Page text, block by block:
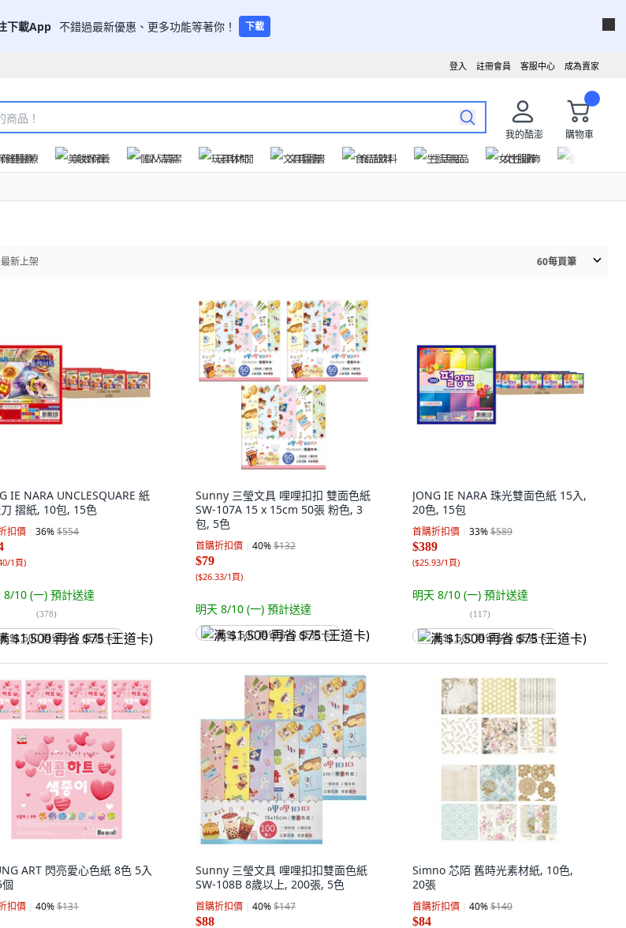
下載App 不錯過最新優惠、更多功能等著你！ 下載
成為賣家
客服中心
註冊會員
登入
我的酷澎
購物車
保健醫療 美妝保養 個人清潔 玩具休閒 文具圖書 食品飲料 生活用品 女性服飾
最新上架 60每頁筆
IE NARA UNCLESQUARE 紙
摺紙, 10包, 15色
扣價 36%$554
1頁)
8/10 (一) 預計送達
(378)
$1,500 再省 $75 (王道卡)
Sunny 三瑩文具 哩哩扣扣 雙面色紙
SW-107A 15 x 15cm 50張 粉色, 3
包, 5色
首購折扣價 40%$132
$79
($26.33/1頁)
明天 8/10 (一) 預計送達
满 $1,500 再省 $75 (王道卡)
JONG IE NARA 珠光雙面色紙 15入,
20色, 15包
首購折扣價 33%$589
$389
($25.93/1頁)
明天 8/10 (一) 預計送達
(117)
满 $1,500 再省 $75 (王道卡)
ART 閃亮愛心色紙 8色 5入
扣價 40%$131
Sunny 三瑩文具 哩哩扣扣雙面色紙
SW-108B 8歲以上, 200張, 5色
首購折扣價 40%$147
$88
Simno 芯陌 舊時光素材紙, 10色,
20張
首購折扣價 40%$140
$84